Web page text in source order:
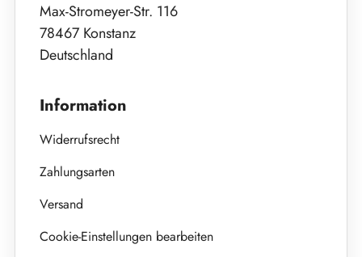
Max-Stromeyer-Str. 116
78467 Konstanz
Deutschland
Information
Widerrufsrecht
Zahlungsarten
Versand
Cookie-Einstellungen bearbeiten